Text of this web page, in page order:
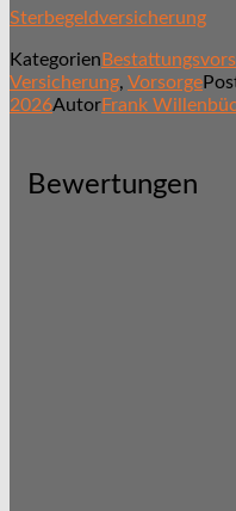
Sterbegeldversicherung
Kategorien
Versicherung, Vorsorge
2026AutorFrank
Bewertungen